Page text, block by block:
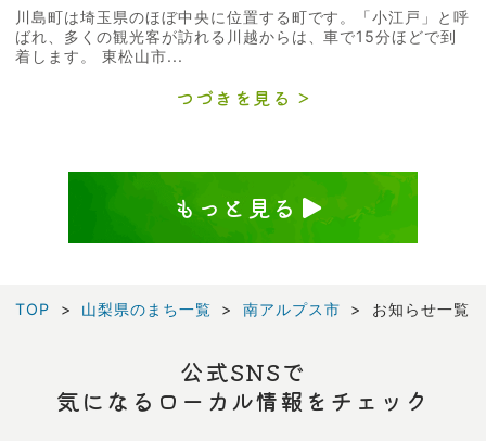
川島町は埼玉県のほぼ中央に位置する町です。「小江戸」と呼
ばれ、多くの観光客が訪れる川越からは、車で15分ほどで到
着します。 東松山市...
つづきを見る
もっと見る
TOP 山梨県のまち一覧 南アルプス市 お知らせ一覧
公式SNSで
気になるローカル情報をチェック